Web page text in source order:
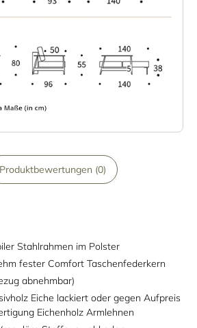
Produktbewertungen (0)
Stahlrahmen im Polster
fester Comfort Taschenfederkern
abnehmbar)
Eiche lackiert oder gegen Aufpreis
Eichenholz Armlehnen